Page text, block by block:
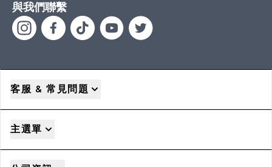
與我們聯繫
客服 & 常見問題
主選單